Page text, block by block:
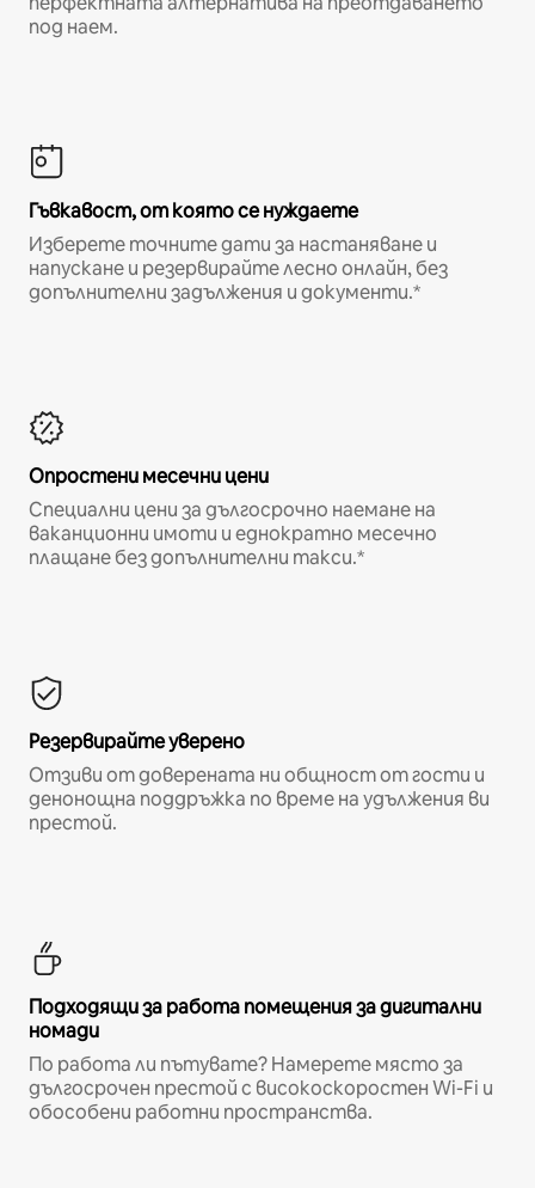
под наем.
Гъвкавост, от която се нуждаете
Изберете точните дати за настаняване и
напускане и резервирайте лесно онлайн, без
допълнителни задължения и документи.*
Опростени месечни цени
Специални цени за дългосрочно наемане на
ваканционни имоти и еднократно месечно
плащане без допълнителни такси.*
Резервирайте уверено
Отзиви от доверената ни общност от гости и
денонощна поддръжка по време на удължения ви
престой.
Подходящи за работа помещения за дигитални
номади
По работа ли пътувате? Намерете място за
дългосрочен престой с високоскоростен Wi-Fi и
обособени работни пространства.